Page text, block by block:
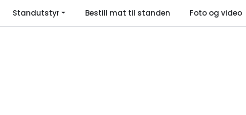
Language Praktisk
Standutstyr Bestill mat til standen Foto og video